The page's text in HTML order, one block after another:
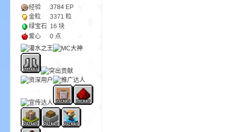
经验 3784 EP
金粒
3371 粒
绿宝石 16 块
爱心
0 点